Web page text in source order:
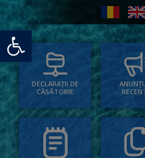
Deschide bara de unelte
DECLARAȚII DE
CĂSĂTORIE